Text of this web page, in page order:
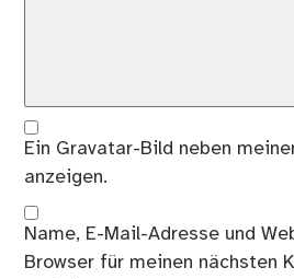
Ein Gravatar-Bild neben
anzeigen.
Name, E-Mail-Adresse und
Browser für meinen nächsten